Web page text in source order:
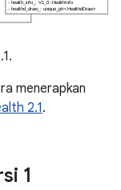
menerapkan
2.1.
1